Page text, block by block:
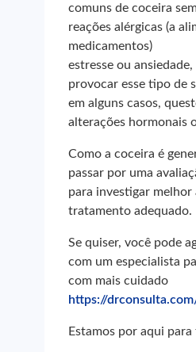
comuns de coceira
reações alérgicas (a
medicamentos)
estresse ou
provocar esse tipo de
em alguns casos,
alterações hormonais
Como a coceira é
passar por uma
para investigar melhor
tratamento adequado.
Se quiser, você pode
com um especialista
com mais cuidado
https://
Estamos por aqui para